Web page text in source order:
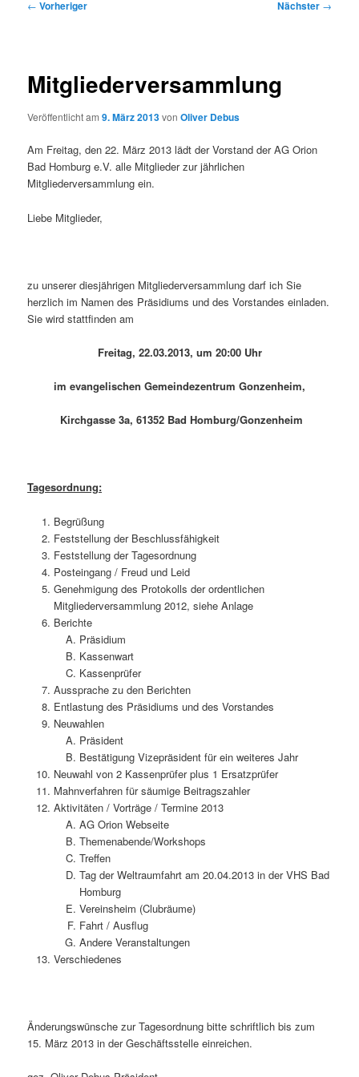
Beitragsnavigation
← Vorheriger Nächster →
Mitgliederversammlung
Veröffentlicht am9. März 2013vonOliver Debus
Am Freitag, den 22. März 2013 lädt der Vorstand der AG Orion
Bad Homburg e.V. alle Mitglieder zur jährlichen
Mitgliederversammlung ein.
Liebe Mitglieder,
zu unserer diesjährigen Mitgliederversammlung darf ich Sie
herzlich im Namen des Präsidiums und des Vorstandes einladen.
Sie wird stattfinden am
Freitag, 22.03.2013, um 20:00 Uhr
im evangelischen Gemeindezentrum Gonzenheim,
Kirchgasse 3a, 61352 Bad Homburg/Gonzenheim
Tagesordnung:
Begrüßung
Feststellung der Beschlussfähigkeit
Feststellung der Tagesordnung
Posteingang / Freud und Leid
Genehmigung des Protokolls der ordentlichen
Mitgliederversammlung 2012, siehe Anlage
Berichte
Präsidium
Kassenwart
Kassenprüfer
Aussprache zu den Berichten
Entlastung des Präsidiums und des Vorstandes
Neuwahlen
Präsident
Bestätigung Vizepräsident für ein weiteres Jahr
Neuwahl von 2 Kassenprüfer plus 1 Ersatzprüfer
Mahnverfahren für säumige Beitragszahler
Aktivitäten / Vorträge / Termine 2013
AG Orion Webseite
Themenabende/Workshops
Treffen
Tag der Weltraumfahrt am 20.04.2013 in der VHS Bad
Homburg
Vereinsheim (Clubräume)
Fahrt / Ausflug
Andere Veranstaltungen
Verschiedenes
Änderungswünsche zur Tagesordnung bitte schriftlich bis zum
15. März 2013 in der Geschäftsstelle einreichen.